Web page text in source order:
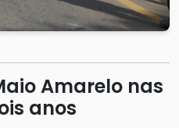
Amarelo nas
anos